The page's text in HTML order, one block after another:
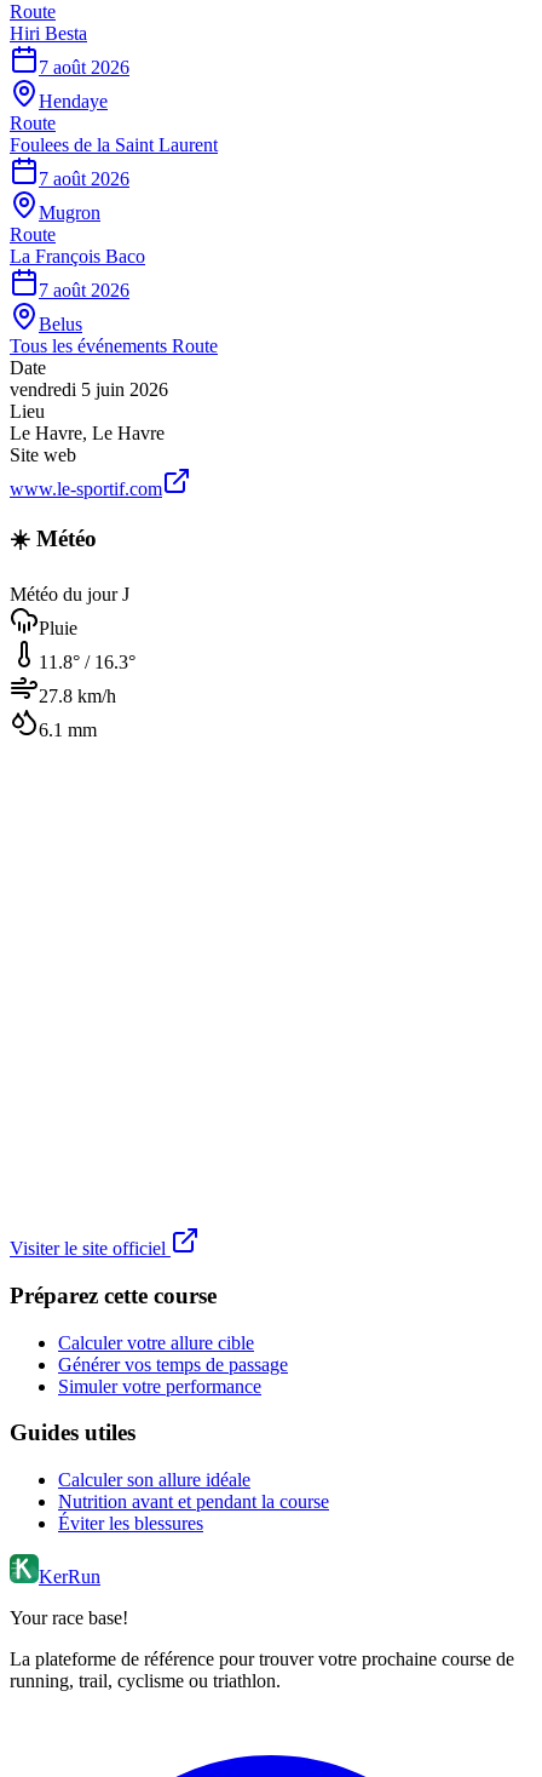
Route
Hiri Besta
7 août 2026
Hendaye
Route
Foulees de la Saint Laurent
7 août 2026
Mugron
Route
La François Baco
7 août 2026
Belus
Tous les événements Route
Date
vendredi 5 juin 2026
Lieu
Le Havre, Le Havre
Site web
www.le-sportif.com
☀️ Météo
Météo du jour J
Pluie
11.8° / 16.3°
27.8 km/h
6.1 mm
Visiter le site officiel
Préparez cette course
Calculer votre allure cible
Générer vos temps de passage
Simuler votre performance
Guides utiles
Calculer son allure idéale
Nutrition avant et pendant la course
Éviter les blessures
KerRun
Your race base!
La plateforme de référence pour trouver votre prochaine course de
running, trail, cyclisme ou triathlon.